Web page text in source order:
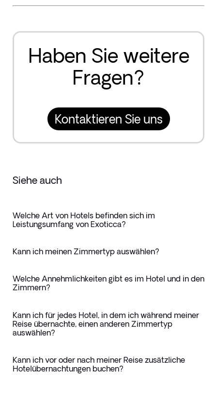
Haben Sie weitere
Fragen?
Kontaktieren Sie uns
Siehe auch
Welche Art von Hotels befinden sich im
Leistungsumfang von Exoticca?
Kann ich meinen Zimmertyp auswählen?
Welche Annehmlichkeiten gibt es im Hotel und in den
Zimmern?
Kann ich für jedes Hotel, in dem ich während meiner
Reise übernachte, einen anderen Zimmertyp
auswählen?
Kann ich vor oder nach meiner Reise zusätzliche
Hotelübernachtungen buchen?